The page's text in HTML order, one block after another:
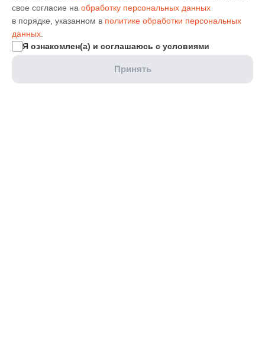
свое согласие на обработку персональных данных
в порядке, указанном в политике обработки персональных
данных
Я ознакомлен(а) и соглашаюсь с условиями
Принять